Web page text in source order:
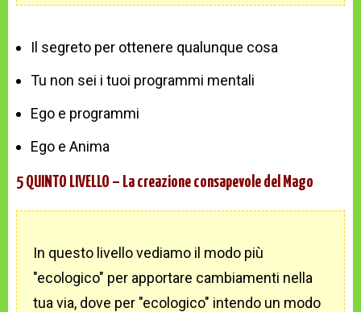
Il segreto per ottenere qualunque cosa
Tu non sei i tuoi programmi mentali
Ego e programmi
Ego e Anima
5 QUINTO LIVELLO – La creazione consapevole del Mago
In questo livello vediamo il modo più
"ecologico" per apportare cambiamenti nella
tua via, dove per "ecologico" intendo un modo